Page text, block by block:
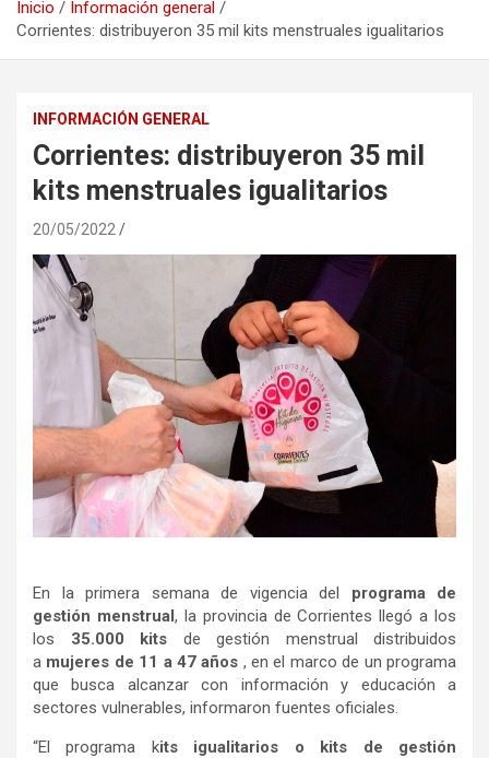
Inicio
Información general
Corrientes: distribuyeron 35 mil kits menstruales igualitarios
INFORMACIÓN GENERAL
Corrientes: distribuyeron 35 mil
kits menstruales igualitarios
20/05/2022
En la primera semana de vigencia del programa de
gestión menstrual, la provincia de Corrientes llegó a los
los 35.000 kits de gestión menstrual distribuidos
a mujeres de 11 a 47 años , en el marco de un programa
que busca alcanzar con información y educación a
sectores vulnerables, informaron fuentes oficiales.
“El programa kits igualitarios o kits de gestión